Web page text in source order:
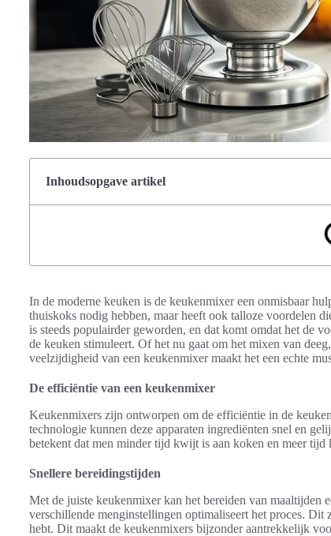
Inhoudsopgave artikel
In de moderne keuken is de keukenmixer een onmisbaar
thuiskoks nodig hebben, maar heeft ook talloze voordelen
is steeds populairder geworden, en dat komt omdat het de
de keuken stimuleert. Of het nu gaat om het mixen van
veelzijdigheid van een keukenmixer maakt het een echte
De efficiëntie van een keukenmixer
Keukenmixers zijn ontworpen om de efficiëntie in de
technologie kunnen deze apparaten ingrediënten snel en
betekent dat men minder tijd kwijt is aan koken en meer tijd
Snellere bereidingstijden
Met de juiste keukenmixer kan het bereiden van maaltijden
verschillende menginstellingen optimaliseert het proces.
hebt. Dit maakt de keukenmixers bijzonder aantrekkelijk